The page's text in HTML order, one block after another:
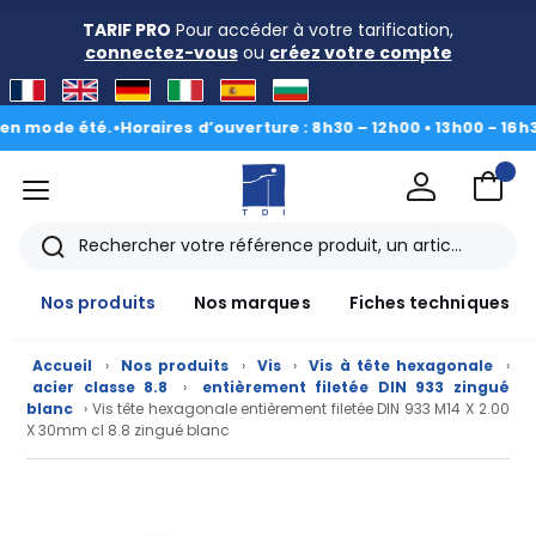
TARIF PRO Pour accéder à votre tarification,
connectez-vousou créez votre compte
été.•Horaires d’ouverture : 8h30 – 12h00 • 13h00 - 16h30|Du
menu
Rechercher
Nos produits
Nos marques Fiches techniques
Accueil › Nos produits › Vis › Vis à tête hexagonale
›
acier classe 8.8
›
entièrement filetée DIN 933 zingué
blanc › Vis tête hexagonale entièrement filetée DIN 933 M14 X 2.00
X 30mm cl 8.8 zingué blanc